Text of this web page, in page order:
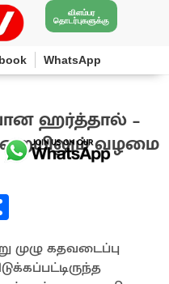
விளம்பர
தொடர்புகளுக்கு
WhatsApp
போன ஹர்த்தால் –
வழமை
ar
முழு கதவடைப்பு